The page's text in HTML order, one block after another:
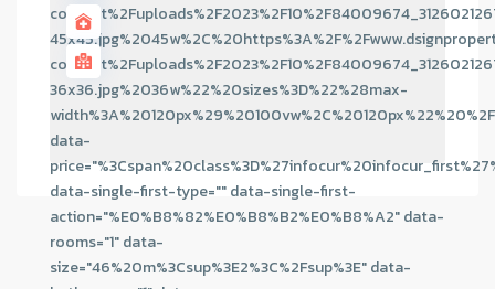
36x36.jpg%2036w%22%20sizes%3D%22%28max-
data-
data-single-first-type="" data-single-first-
action="%E0%B8%82%E0%B8%B2%E0%B8%A2" data-
rooms="1" data-
size="46%20m%3Csup%3E2%3C%2Fsup%3E" data-